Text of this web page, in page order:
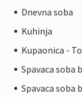
Dnevna soba
Kuhinja
Kupaonica -
Spavaca soba
Spavaca soba